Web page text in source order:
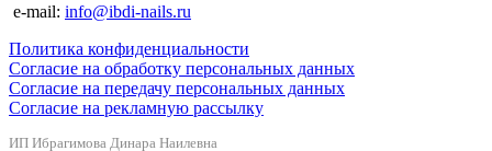
e-mail: info@ibdi-nails.ru
Политика конфиденциальности
Согласие на обработку персональных данных
Согласие на передачу персональных данных
Согласие на рекламную рассылку
ИП Ибрагимова Динара Наилевна